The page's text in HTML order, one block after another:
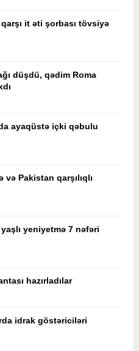
it əti şorbası tövsiyə
düşdü, qədim Roma
ayaqüstə içki qəbulu
Pakistan qarşılıqlı
yeniyetmə 7 nəfəri
hazırladılar
idrak göstəriciləri